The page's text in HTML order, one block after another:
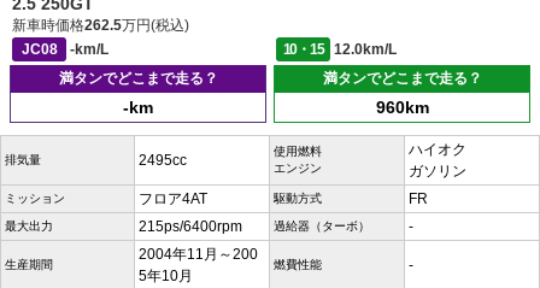
2.5 250GT
新車時価格262.5万円(税込)
JC08
-km/L 10・15
12.0km/L
満タンでどこまで走る？
-km
満タンでどこまで走る？
960km
排気量 2495cc
使用燃料
エンジン
ハイオク
ガソリン
ミッション フロア4AT 駆動方式 FR
最大出力 215ps/6400rpm 過給器（ターボ） -
生産期間
2004年11月～200
5年10月
燃費性能 -